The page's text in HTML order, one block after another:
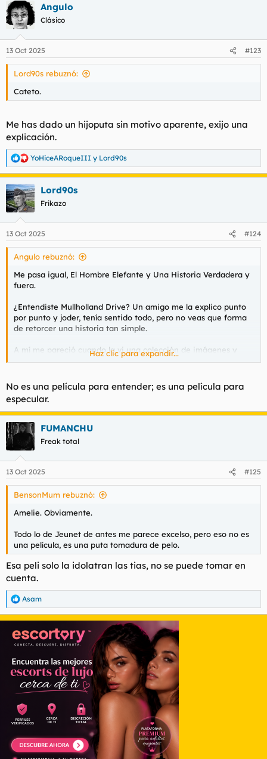
Angulo
Clásico
13 Oct 2025 #123
Lord90s rebuznó:
Cateto.
Me has dado un hijoputa sin motivo aparente, exijo una
explicación.
R
e
a
c
c
i
e
s
YoHiceARoqueIII y Lord90s
Lord90s
Frikazo
13 Oct 2025 #124
Angulo rebuznó:
Me pasa igual, El Hombre Elefante y Una Historia Verdadera y
fuera.
¿Entendiste Mullholland Drive? Un amigo me la explico punto
por punto y joder, tenía sentido todo, pero no veas que forma
de retorcer una historia tan simple.
A mí me pareció cuando la vi una colección de imágenes y
escenas muy poderosas pero sin pies ni cabeza.
Haz clic para expandir...
No es una película para entender; es una película para
especular.
FUMANCHU
Freak total
13 Oct 2025 #125
BensonMum rebuznó:
Amelie. Obviamente.
Todo lo de Jeunet de antes me parece excelso, pero eso no es
una película, es una puta tomadura de pelo.
Esa peli solo la idolatran las tias, no se puede tomar en
cuenta.
R
e
a
c
c
o
n
e
Asam